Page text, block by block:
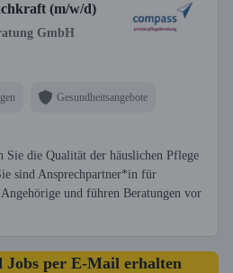
(m/w/d)
GmbH
Gesundheitsangebote
Sie die Qualität der häuslichen Pflege
sind Ansprechpartner*in für
und führen Beratungen vor
Jobs per E-Mail erhalten